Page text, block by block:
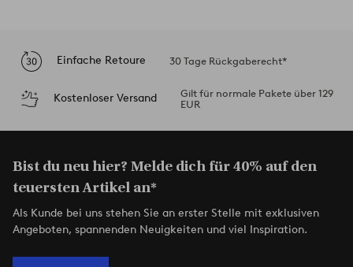
Einfache Retoure 30 Tage Rückgaberecht*
Kostenloser Versand
Gilt für normale Pakete über 129
EUR
Bist du neu hier? Melde dich für 40% auf den
teuersten Artikel an*
Als Kunde bei uns stehen Sie an erster Stelle mit exklusiven
Angeboten, spannenden Neuigkeiten und viel Inspiration.